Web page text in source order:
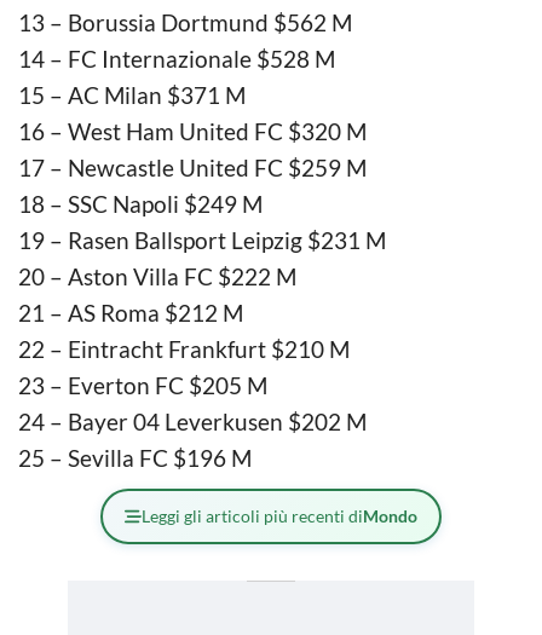
13 – Borussia Dortmund $562 M
14 – FC Internazionale $528 M
15 – AC Milan $371 M
16 – West Ham United FC $320 M
17 – Newcastle United FC $259 M
18 – SSC Napoli $249 M
19 – Rasen Ballsport Leipzig $231 M
20 – Aston Villa FC $222 M
21 – AS Roma $212 M
22 – Eintracht Frankfurt $210 M
23 – Everton FC $205 M
24 – Bayer 04 Leverkusen $202 M
25 – Sevilla FC $196 M
Leggi gli articoli più recenti diMondo